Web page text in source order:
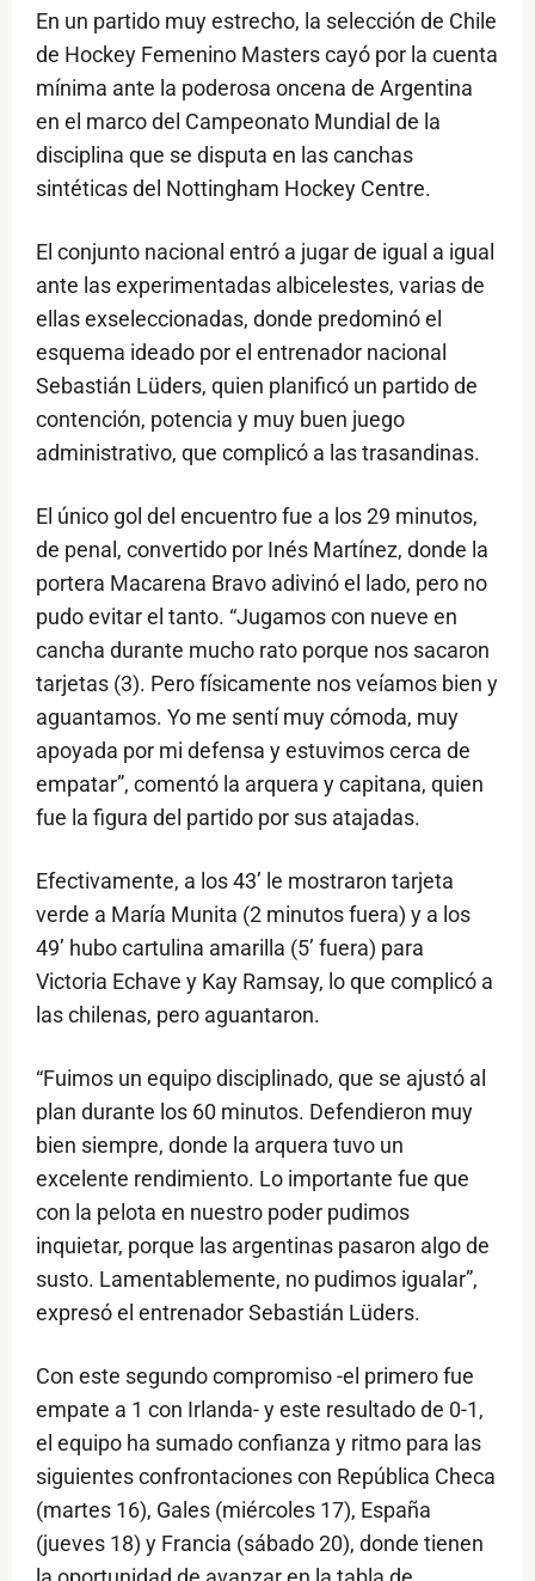
En un partido muy estrecho, la selección de Chile
de Hockey Femenino Masters cayó por la cuenta
mínima ante la poderosa oncena de Argentina
en el marco del Campeonato Mundial de la
disciplina que se disputa en las canchas
sintéticas del Nottingham Hockey Centre.
El conjunto nacional entró a jugar de igual a igual
ante las experimentadas albicelestes, varias de
ellas exseleccionadas, donde predominó el
esquema ideado por el entrenador nacional
Sebastián Lüders, quien planificó un partido de
contención, potencia y muy buen juego
administrativo, que complicó a las trasandinas.
El único gol del encuentro fue a los 29 minutos,
de penal, convertido por Inés Martínez, donde la
portera Macarena Bravo adivinó el lado, pero no
pudo evitar el tanto. “Jugamos con nueve en
cancha durante mucho rato porque nos sacaron
tarjetas (3). Pero físicamente nos veíamos bien y
aguantamos. Yo me sentí muy cómoda, muy
apoyada por mi defensa y estuvimos cerca de
empatar”, comentó la arquera y capitana, quien
fue la figura del partido por sus atajadas.
Efectivamente, a los 43’ le mostraron tarjeta
verde a María Munita (2 minutos fuera) y a los
49’ hubo cartulina amarilla (5’ fuera) para
Victoria Echave y Kay Ramsay, lo que complicó a
las chilenas, pero aguantaron.
“Fuimos un equipo disciplinado, que se ajustó al
plan durante los 60 minutos. Defendieron muy
bien siempre, donde la arquera tuvo un
excelente rendimiento. Lo importante fue que
con la pelota en nuestro poder pudimos
inquietar, porque las argentinas pasaron algo de
susto. Lamentablemente, no pudimos igualar”,
expresó el entrenador Sebastián Lüders.
Con este segundo compromiso -el primero fue
empate a 1 con Irlanda- y este resultado de 0-1,
el equipo ha sumado confianza y ritmo para las
siguientes confrontaciones con República Checa
(martes 16), Gales (miércoles 17), España
(jueves 18) y Francia (sábado 20), donde tienen